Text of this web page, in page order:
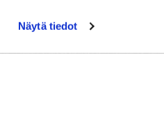
Näytä tiedot